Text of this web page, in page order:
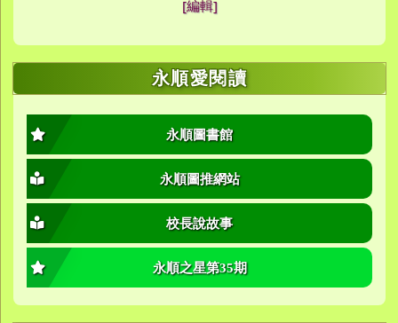
[編輯]
永順愛閱讀
永順圖書館
永順圖推網站
校長說故事
永順之星第35期